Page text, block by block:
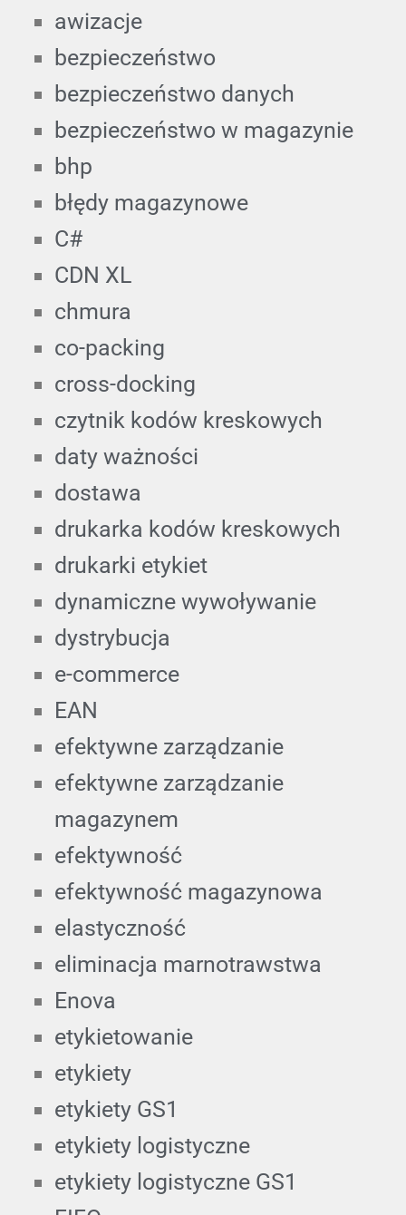
awizacje
bezpieczeństwo
bezpieczeństwo danych
bezpieczeństwo w magazynie
bhp
błędy magazynowe
C#
CDN XL
chmura
co-packing
cross-docking
czytnik kodów kreskowych
daty ważności
dostawa
drukarka kodów kreskowych
drukarki etykiet
dynamiczne wywoływanie
dystrybucja
e-commerce
EAN
efektywne zarządzanie
efektywne zarządzanie
magazynem
efektywność
efektywność magazynowa
elastyczność
eliminacja marnotrawstwa
Enova
etykietowanie
etykiety
etykiety GS1
etykiety logistyczne
etykiety logistyczne GS1